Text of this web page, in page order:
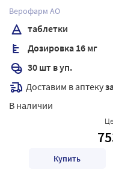
Верофарм АО
таблетки
Дозировка 16 мг
30 шт в уп.
Доставим в аптеку
В наличии
Купить